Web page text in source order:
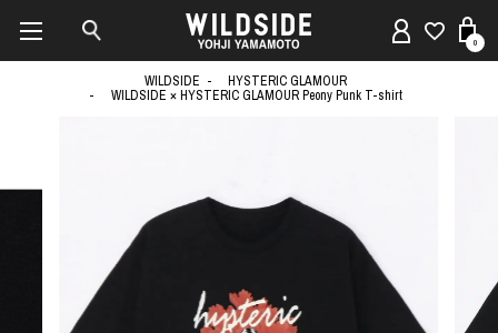
0
WILDSIDE
HYSTERIC GLAMOUR
WILDSIDE × HYSTERIC GLAMOUR Peony Punk T-shirt